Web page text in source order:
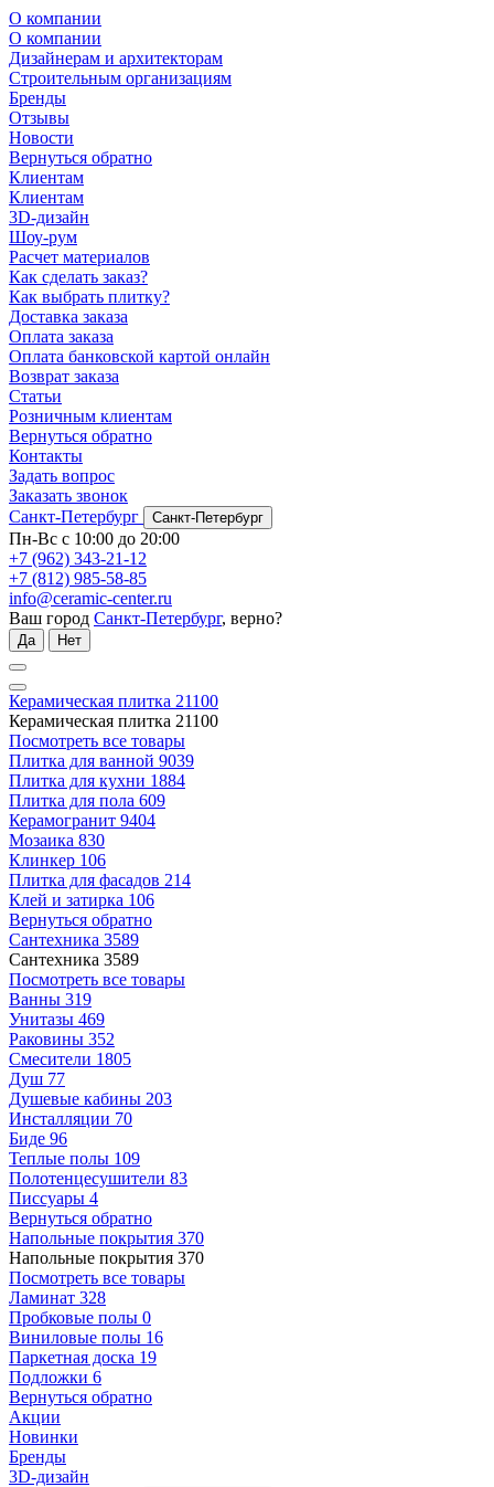
О компании
О компании
Дизайнерам и архитекторам
Строительным организациям
Бренды
Отзывы
Новости
Вернуться обратно
Клиентам
Клиентам
3D-дизайн
Шоу-рум
Расчет материалов
Как сделать заказ?
Как выбрать плитку?
Доставка заказа
Оплата заказа
Оплата банковской картой онлайн
Возврат заказа
Статьи
Розничным клиентам
Вернуться обратно
Контакты
Задать вопрос
Заказать звонок
Санкт-Петербург
Санкт-Петербург
Пн-Вс с 10:00 до 20:00
+7 (962) 343-21-12
+7 (812) 985-58-85
info@ceramic-center.ru
Ваш город Санкт-Петербург, верно?
Да Нет
Керамическая плитка 21100
Керамическая плитка 21100
Посмотреть все товары
Плитка для ванной 9039
Плитка для кухни 1884
Плитка для пола 609
Керамогранит 9404
Мозаика 830
Клинкер 106
Плитка для фасадов 214
Клей и затирка 106
Вернуться обратно
Сантехника 3589
Сантехника 3589
Посмотреть все товары
Ванны 319
Унитазы 469
Раковины 352
Смесители 1805
Душ 77
Душевые кабины 203
Инсталляции 70
Биде 96
Теплые полы 109
Полотенцесушители 83
Писсуары 4
Вернуться обратно
Напольные покрытия 370
Напольные покрытия 370
Посмотреть все товары
Ламинат 328
Пробковые полы 0
Виниловые полы 16
Паркетная доска 19
Подложки 6
Вернуться обратно
Акции
Новинки
Бренды
3D-дизайн